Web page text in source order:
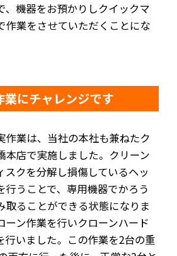
、機器をお預かりしクイックマ
作業をさせていただくことにな
業にチャレンジです
作業は、当社の本社も兼ねたク
本店で実施しました。クリーン
スクを分解し損傷しているヘッ
行うことで、専用機器でかろう
取ることができる状態になりま
ーン作業を行いクローンハード
行いました。この作業を2台の重